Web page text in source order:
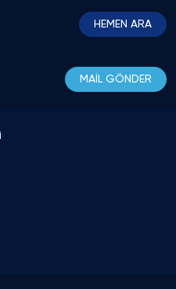
HEMEN ARA
MAİL GÖNDER